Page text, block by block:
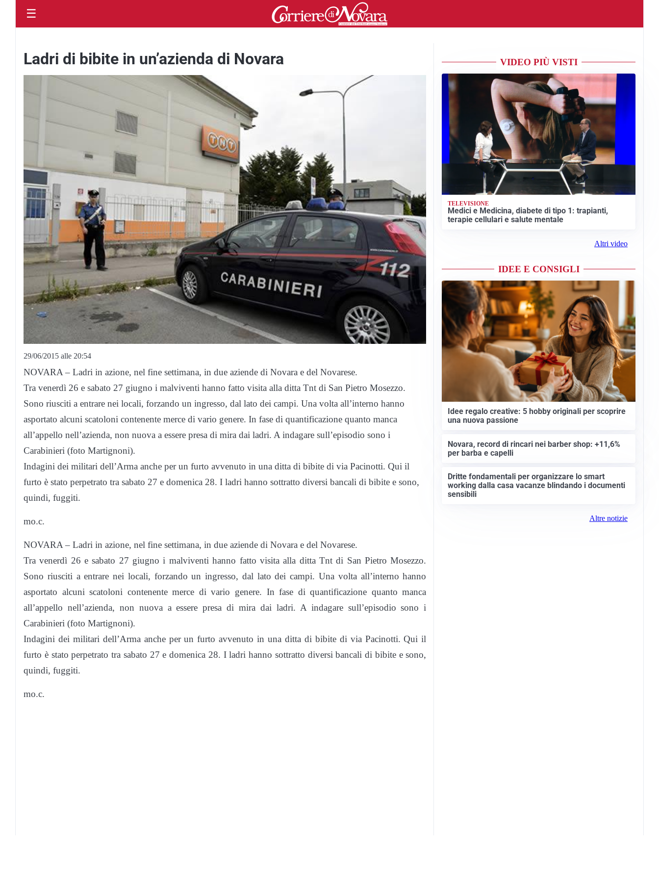
☰
Ladri di bibite in un’azienda di Novara
29/06/2015 alle 20:54
NOVARA – Ladri in azione, nel fine settimana, in due aziende di Novara e del Novarese.
Tra venerdì 26 e sabato 27 giugno i malviventi hanno fatto visita alla ditta Tnt di San Pietro Mosezzo.
Sono riusciti a entrare nei locali, forzando un ingresso, dal lato dei campi. Una volta all’interno hanno
asportato alcuni scatoloni contenente merce di vario genere. In fase di quantificazione quanto manca
all’appello nell’azienda, non nuova a essere presa di mira dai ladri. A indagare sull’episodio sono i
Carabinieri (foto Martignoni).
Indagini dei militari dell’Arma anche per un furto avvenuto in una ditta di bibite di via Pacinotti. Qui il
furto è stato perpetrato tra sabato 27 e domenica 28. I ladri hanno sottratto diversi bancali di bibite e sono,
quindi, fuggiti.
mo.c.
NOVARA – Ladri in azione, nel fine settimana, in due aziende di Novara e del Novarese.
Tra venerdì 26 e sabato 27 giugno i malviventi hanno fatto visita alla ditta Tnt di San Pietro Mosezzo.
Sono riusciti a entrare nei locali, forzando un ingresso, dal lato dei campi. Una volta all’interno hanno
asportato alcuni scatoloni contenente merce di vario genere. In fase di quantificazione quanto manca
all’appello nell’azienda, non nuova a essere presa di mira dai ladri. A indagare sull’episodio sono i
Carabinieri (foto Martignoni).
Indagini dei militari dell’Arma anche per un furto avvenuto in una ditta di bibite di via Pacinotti. Qui il
furto è stato perpetrato tra sabato 27 e domenica 28. I ladri hanno sottratto diversi bancali di bibite e sono,
quindi, fuggiti.
mo.c.
VIDEO PIÙ VISTI
TELEVISIONE
Medici e Medicina, diabete di tipo 1: trapianti,
terapie cellulari e salute mentale
Altri video
IDEE E CONSIGLI
Idee regalo creative: 5 hobby originali per scoprire
una nuova passione
Novara, record di rincari nei barber shop: +11,6%
per barba e capelli
Dritte fondamentali per organizzare lo smart
working dalla casa vacanze blindando i documenti
sensibili
Altre notizie